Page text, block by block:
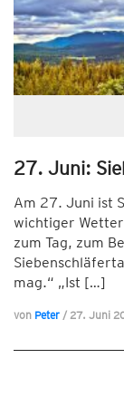
27. Juni:
Am 27. Juni ist
wichtiger
zum Tag, zum
mag.“ „Ist […]
von Peter / 27. Juni